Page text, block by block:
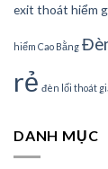
exit thoát hiểm
hiểm Cao Bằng
rẻ đèn lối thoát
DANH MỤC